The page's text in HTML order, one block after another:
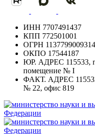
ИНН 7707491437
КПП 772501001
ОГРН 1137799009314
ОКПО 17544187
ЮР. АДРЕС 115533,
помещение № I
ФАКТ. АДРЕС
№ 22, офис 819